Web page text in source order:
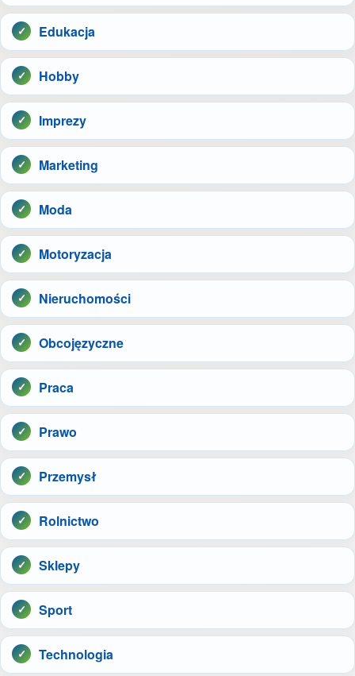
Edukacja
Hobby
Imprezy
Marketing
Moda
Motoryzacja
Nieruchomości
Obcojęzyczne
Praca
Prawo
Przemysł
Rolnictwo
Sklepy
Sport
Technologia